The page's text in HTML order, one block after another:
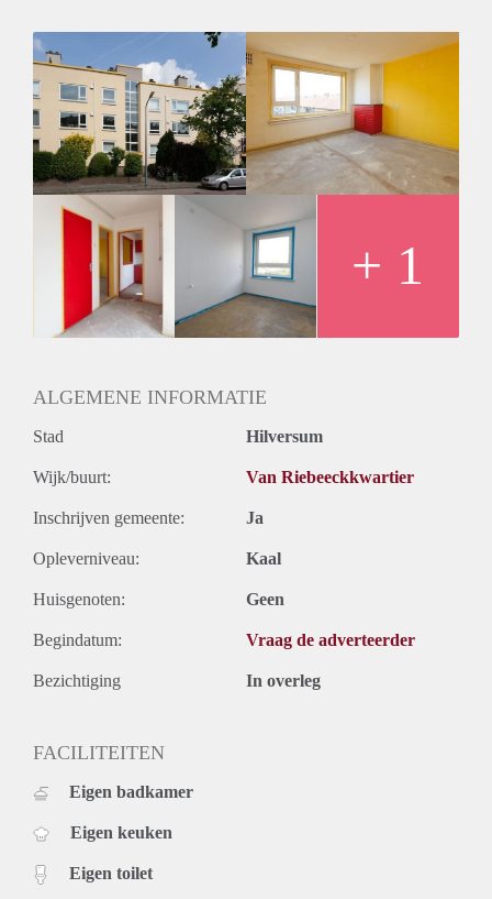
Huurtoeslag
Niet mogelijk
Inkomen eis
2,9 X Maandhuur Bruto
Huurtermijn
Onbepaalde termijn
Oplevering
+ 1
ALGEMENE INFORMATIE
Stad Hilversum
Wijk/buurt: Van Riebeeckkwartier
Inschrijven gemeente: Ja
Opleverniveau: Kaal
Huisgenoten: Geen
Begindatum: Vraag de adverteerder
Bezichtiging In overleg
FACILITEITEN
Eigen badkamer
Eigen keuken
Eigen toilet